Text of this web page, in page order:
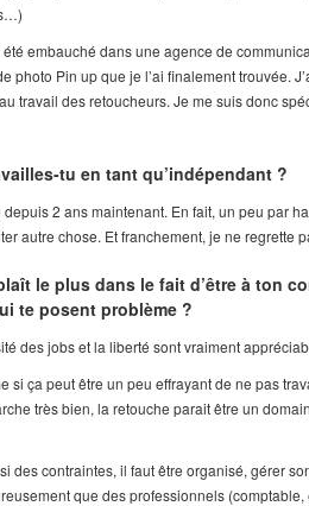
été embauché dans une agence de
photo Pin up que je l’ai finalement trouvée.
travail des retoucheurs. Je me suis donc
tu en tant qu’indépendant ?
2 ans maintenant. En fait, un peu par
autre chose. Et franchement, je ne regrette
le plus dans le fait d’être à ton
te posent problème ?
des jobs et la liberté sont vraiment
si ça peut être un peu effrayant de ne pas
très bien, la retouche parait être un
des contraintes, il faut être organisé, gérer
que des professionnels